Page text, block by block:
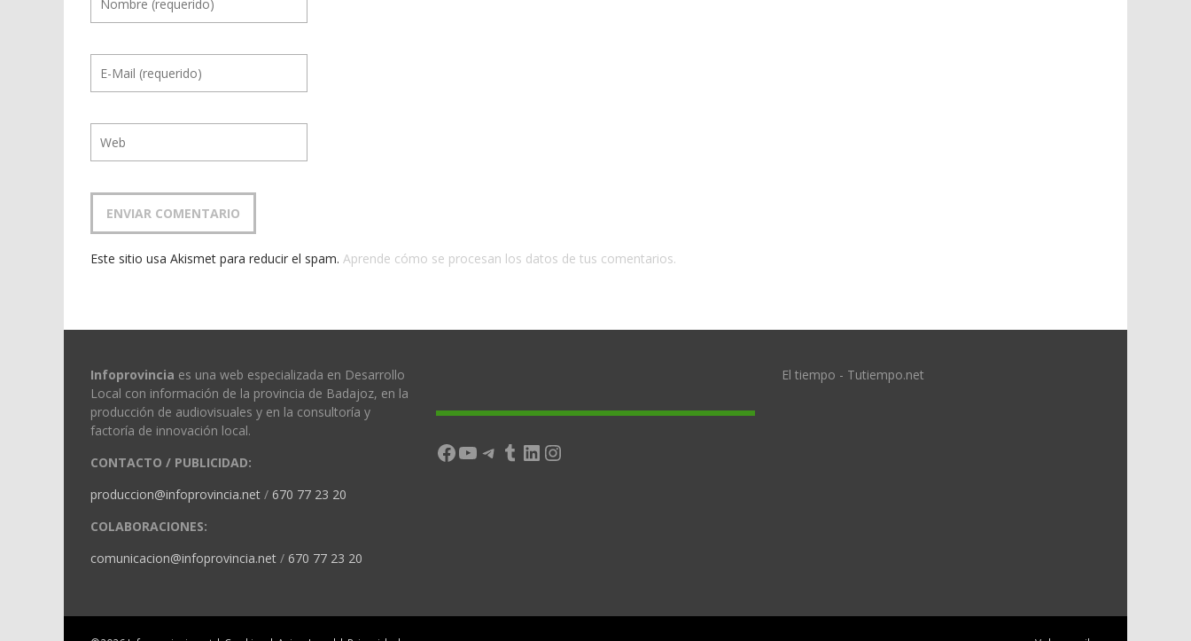
Este sitio usa Akismet para reducir el spam. Aprende cómo se procesan los datos de tus comentarios.
Infoprovincia es una web especializada en Desarrollo
Local con información de la provincia de Badajoz, en la
producción de audiovisuales y en la consultoría y
factoría de innovación local.
CONTACTO / PUBLICIDAD:
produccion@infoprovincia.net / 670 77 23 20
COLABORACIONES:
comunicacion@infoprovincia.net / 670 77 23 20
Facebook
YouTube
Telegram
Tumblr
LinkedIn
Instagram
El tiempo - Tutiempo.net